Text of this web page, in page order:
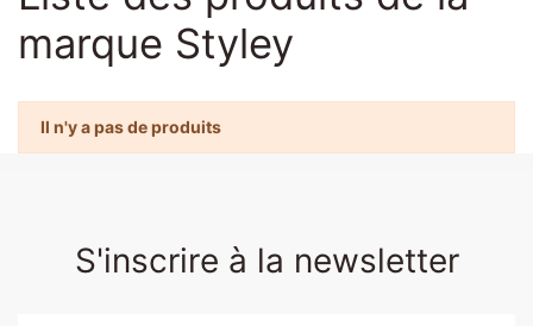
marque Styley
Il n'y a pas de produits
S'inscrire à la newsletter